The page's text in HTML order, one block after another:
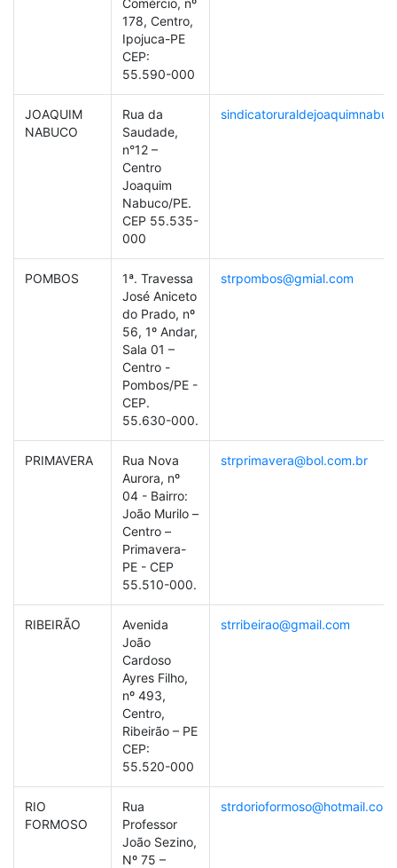
178, Centro,
Ipojuca-PE
CEP:
55.590-000
JOAQUIM
NABUCO
Rua da
Saudade,
n°12 –
Centro
Joaquim
Nabuco/PE.
CEP 55.535-
000
POMBOS
1ª. Travessa
José Aniceto
do Prado, nº
56, 1º Andar,
Sala 01 –
Centro -
Pombos/PE -
CEP.
55.630-000.
strpombos@gmial.com
PRIMAVERA
Rua Nova
Aurora, nº
04 - Bairro:
João Murilo –
Centro –
Primavera-
PE - CEP
55.510-000.
strprimavera@bol.com.br
RIBEIRÃO
Avenida
João
Cardoso
Ayres Filho,
nº 493,
Centro,
Ribeirão – PE
CEP:
55.520-000
strribeirao@gmail.com
RIO
FORMOSO
Rua
Professor
João Sezino,
Nº 75 –
strdorioformoso@hotmail.com